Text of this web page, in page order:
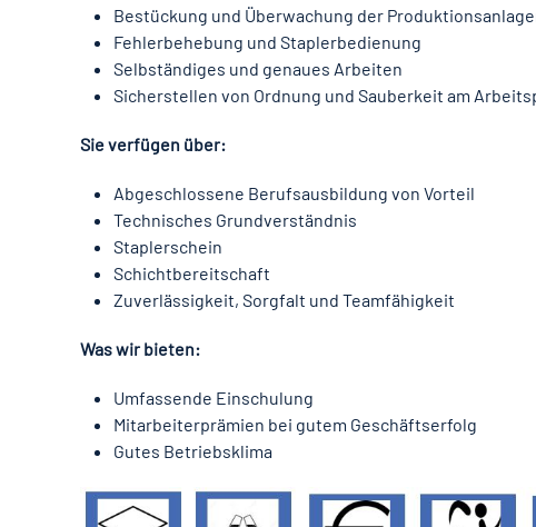
Bestückung und Überwachung der
Fehlerbehebung und Staplerbedienung
Selbständiges und genaues Arbeiten
Sicherstellen von Ordnung und Sauberkeit am
Sie verfügen über:
Abgeschlossene Berufsausbildung von Vorteil
Technisches Grundverständnis
Staplerschein
Schichtbereitschaft
Zuverlässigkeit, Sorgfalt und Teamfähigkeit
Was wir bieten:
Umfassende Einschulung
Mitarbeiterprämien bei gutem Geschäftserfolg
Gutes Betriebsklima